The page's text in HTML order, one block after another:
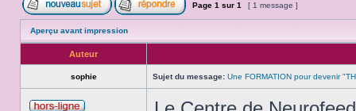
Page 1 sur 1 [ 1 message ]
Aperçu avant impression
Auteur
sophie Sujet du message: Une FORMATION pour devenir